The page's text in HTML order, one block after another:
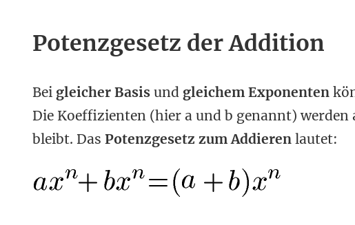
Potenzgesetz der Addition
Bei gleicher Basis und gleichem Exponenten
Die Koeffizienten (hier a und b genannt)
bleibt. Das Potenzgesetz zum Addieren lautet: